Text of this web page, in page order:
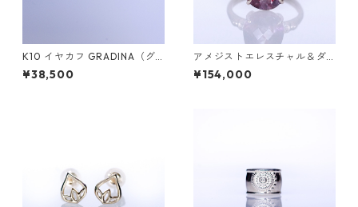
K10 イヤカフ GRADINA（グ
ラディナ）
¥38,500
アメジストエレスチャル＆ダ
イヤK10リング FATA(ファタ）
[F017]
¥154,000